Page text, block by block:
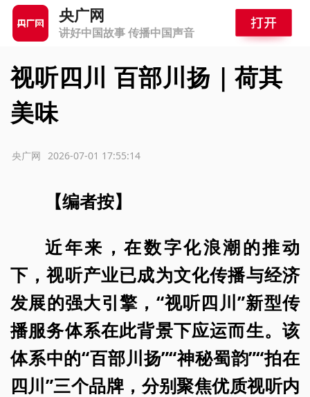
央广网
讲好中国故事 传播中国声音
视听四川 百部川扬｜荷其
美味
2026-07-01 17:55:14
央广网
【编者按】
近年来，在数字化浪潮的推动
下，视听产业已成为文化传播与经济
发展的强大引擎，“视听四川”新型传
播服务体系在此背景下应运而生。该
体系中的“百部川扬”“神秘蜀韵”“拍在
四川”三个品牌，分别聚焦优质视听内